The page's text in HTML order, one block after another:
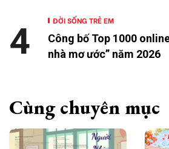
ĐỜI SỐNG TRẺ EM
Công bố Top 1000
nhà mơ ước” năm 2026
4
Cùng chuyên mục